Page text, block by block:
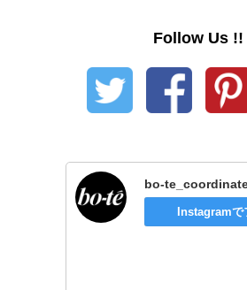
Follow Us !!
bo-
Instagramで